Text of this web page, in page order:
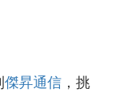
傑昇通信 ，挑